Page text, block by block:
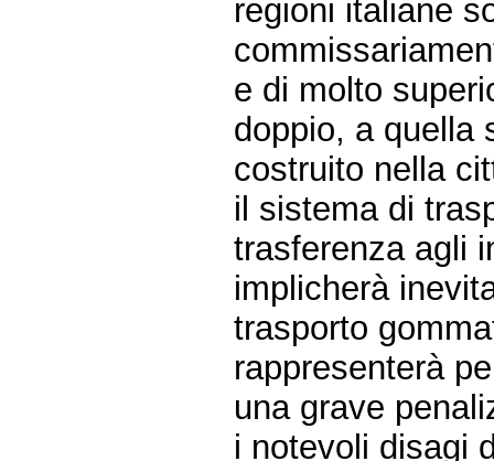
regioni italiane
e di molto
doppio, a quella
costruito nella
il sistema di
trasferenza agli
implicherà
trasporto
rappresenterà
una grave
i notevoli disagi